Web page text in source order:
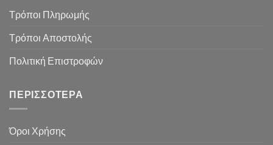
Τρόποι Πληρωμής
Τρόποι Αποστολής
Πολιτική Επιστροφών
ΠΕΡΙΣΣΌΤΕΡΑ
Όροι Χρήσης